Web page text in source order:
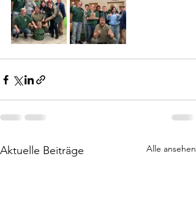
Aktuelle Beiträge Alle ansehen